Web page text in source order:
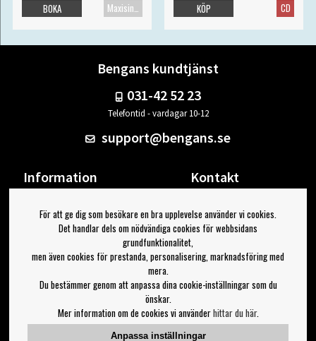
Maxisingel
BOKA CD
KÖP
Bengans kundtjänst
031-42 52 23
Telefontid - vardagar 10-12
support@bengans.se
Information
Om Bengans
FAQ / Köp- & Leveransvillkor
Kontakt
Din sida
Logga ut
Jag vill ha tips från Bengans
Inställningar för nyhetsbrev
För att ge dig som besökare en bra upplevelse använder vi cookies.
Det handlar dels om nödvändiga cookies för webbsidans
grundfunktionalitet,
men även cookies för prestanda, personalisering, marknadsföring med
mera.
Du bestämmer genom att anpassa dina cookie-inställningar som du
önskar.
Mer information om de cookies vi använderhittar du här.
Anpassa inställningar